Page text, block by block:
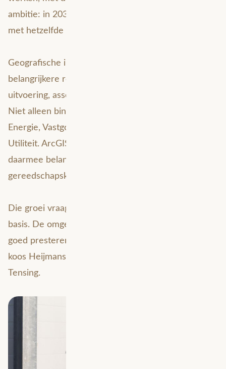
ambitie: in 2030 twee keer zoveel werk verzetten
met hetzelfde personeel.
Geografische informatie speelt daarin een steeds
belangrijkere rol. GIS ondersteunt ontwerp,
uitvoering, assetmanagement en besluitvorming.
Niet alleen binnen Heijmans Infra, maar ook richting
Energie, Vastgoed en op termijn Woningbouw &
Utiliteit. ArcGIS Enterprise en FME Flow zijn
daarmee belangrijke onderdelen van de digitale
gereedschapskist van Heijmans.
Die groei vraagt om een betrouwbare technische
basis. De omgeving moet continu beschikbaar zijn,
goed presteren en actief worden bewaakt. Daarom
koos Heijmans voor
Tensing.